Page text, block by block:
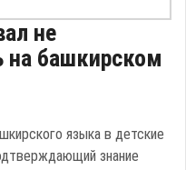
не
на башкирском
языка в детские
знание